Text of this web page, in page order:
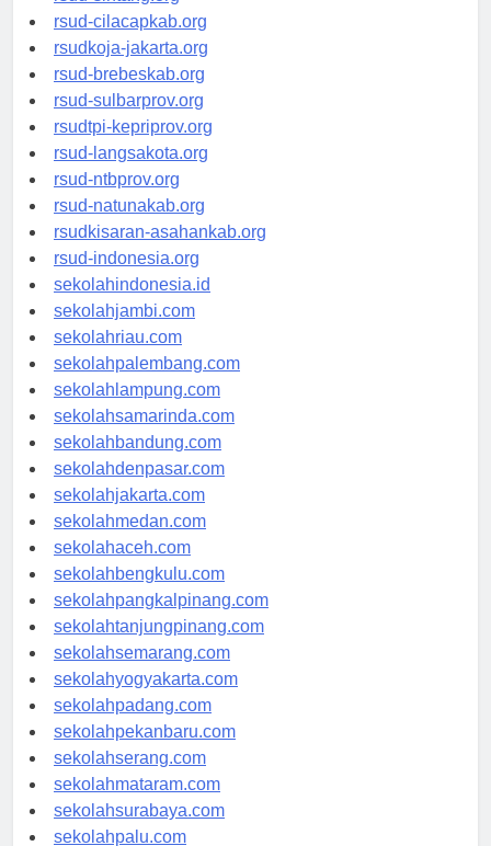
rsud-sintang.org
rsud-cilacapkab.org
rsudkoja-jakarta.org
rsud-brebeskab.org
rsud-sulbarprov.org
rsudtpi-kepriprov.org
rsud-langsakota.org
rsud-ntbprov.org
rsud-natunakab.org
rsudkisaran-asahankab.org
rsud-indonesia.org
sekolahindonesia.id
sekolahjambi.com
sekolahriau.com
sekolahpalembang.com
sekolahlampung.com
sekolahsamarinda.com
sekolahbandung.com
sekolahdenpasar.com
sekolahjakarta.com
sekolahmedan.com
sekolahaceh.com
sekolahbengkulu.com
sekolahpangkalpinang.com
sekolahtanjungpinang.com
sekolahsemarang.com
sekolahyogyakarta.com
sekolahpadang.com
sekolahpekanbaru.com
sekolahserang.com
sekolahmataram.com
sekolahsurabaya.com